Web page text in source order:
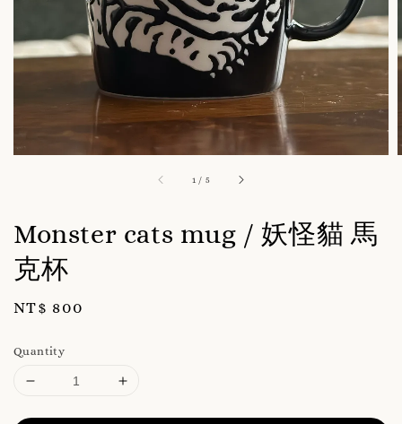
1 / 5
Monster cats mug / 妖怪貓 馬
克杯
Regular
NT$ 800
Quantity